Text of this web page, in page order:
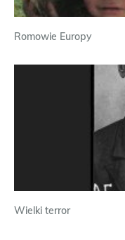
Romowie Europy
Wielki terror